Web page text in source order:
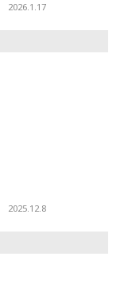
2026.1.17
2025.12.8